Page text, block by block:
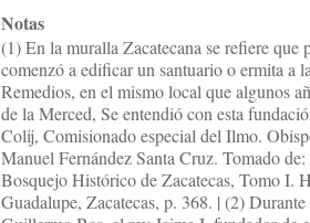
Notas
(1) En la muralla Zacatecana se refiere que
comenzó a edificar un santuario o ermita a
Remedios, en el mismo local que algunos
de la Merced, Se entendió con esta
Colij, Comisionado especial del Ilmo.
Manuel Fernández Santa Cruz. Tomado
Bosquejo Histórico de Zacatecas, Tomo I.
Guadalupe, Zacatecas, p. 368. | (2)